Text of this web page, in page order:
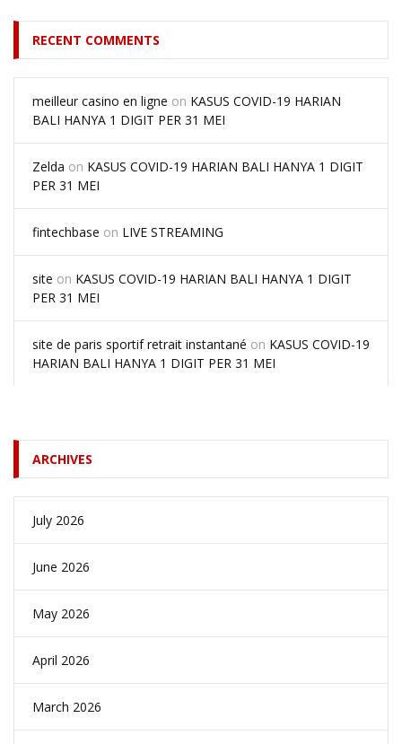
RECENT COMMENTS
meilleur casino en ligne on KASUS COVID-19 HARIAN
BALI HANYA 1 DIGIT PER 31 MEI
Zelda on KASUS COVID-19 HARIAN BALI HANYA 1 DIGIT
PER 31 MEI
fintechbase on LIVE STREAMING
site on KASUS COVID-19 HARIAN BALI HANYA 1 DIGIT
PER 31 MEI
site de paris sportif retrait instantané on KASUS COVID-19
HARIAN BALI HANYA 1 DIGIT PER 31 MEI
ARCHIVES
July 2026
June 2026
May 2026
April 2026
March 2026